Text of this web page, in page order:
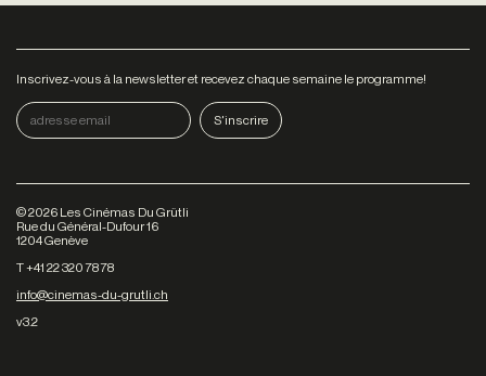
Inscrivez-vous à la newsletter et recevez chaque semaine le programme!
©2026 Les Cinémas Du Grütli
Rue du Général-Dufour 16
1204 Genève
T +41 22 320 78 78
info@cinemas-du-grutli.ch
v3.2